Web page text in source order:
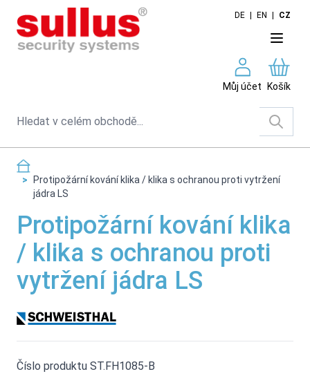
Skip to Content
DE EN CZ
Můj účet Košík
Search
>
Protipožární kování klika / klika s ochranou proti vytržení
jádra LS
Protipožární kování klika
/ klika s ochranou proti
vytržení jádra LS
Číslo produktu ST.FH1085-B